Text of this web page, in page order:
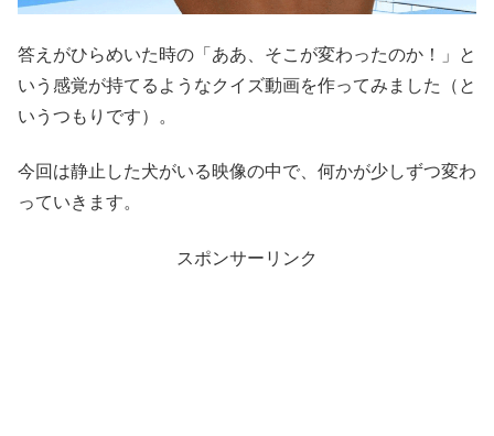
答えがひらめいた時の「ああ、そこが変わったのか！」と
いう感覚が持てるようなクイズ動画を作ってみました（と
いうつもりです）。
今回は静止した犬がいる映像の中で、何かが少しずつ変わ
っていきます。
スポンサーリンク